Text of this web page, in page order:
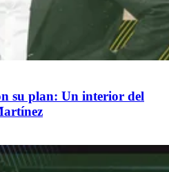
su plan: Un interior del